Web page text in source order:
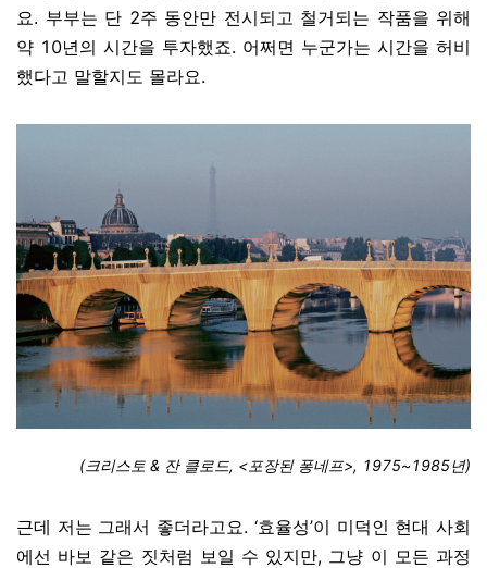
요. 부부는 단 2주 동안만 전시되고 철거되는 작품을 위해
약 10년의 시간을 투자했죠. 어쩌면 누군가는 시간을 허비
했다고 말할지도 몰라요.
(크리스토 & 잔 클로드, <포장된 퐁네프>, 1975~1985년)
근데 저는 그래서 좋더라고요. ‘효율성’이 미덕인 현대 사회
에선 바보 같은 짓처럼 보일 수 있지만, 그냥 이 모든 과정